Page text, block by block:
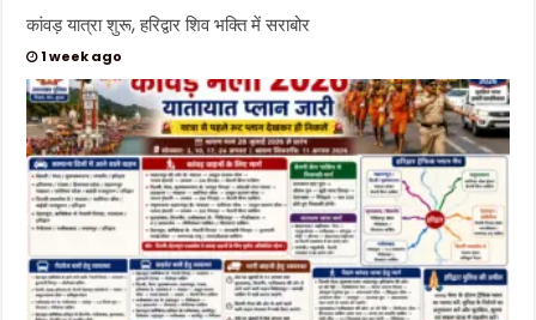
कांवड़ यात्रा शुरू, हरिद्वार शिव भक्ति में सराबोर
1 week ago